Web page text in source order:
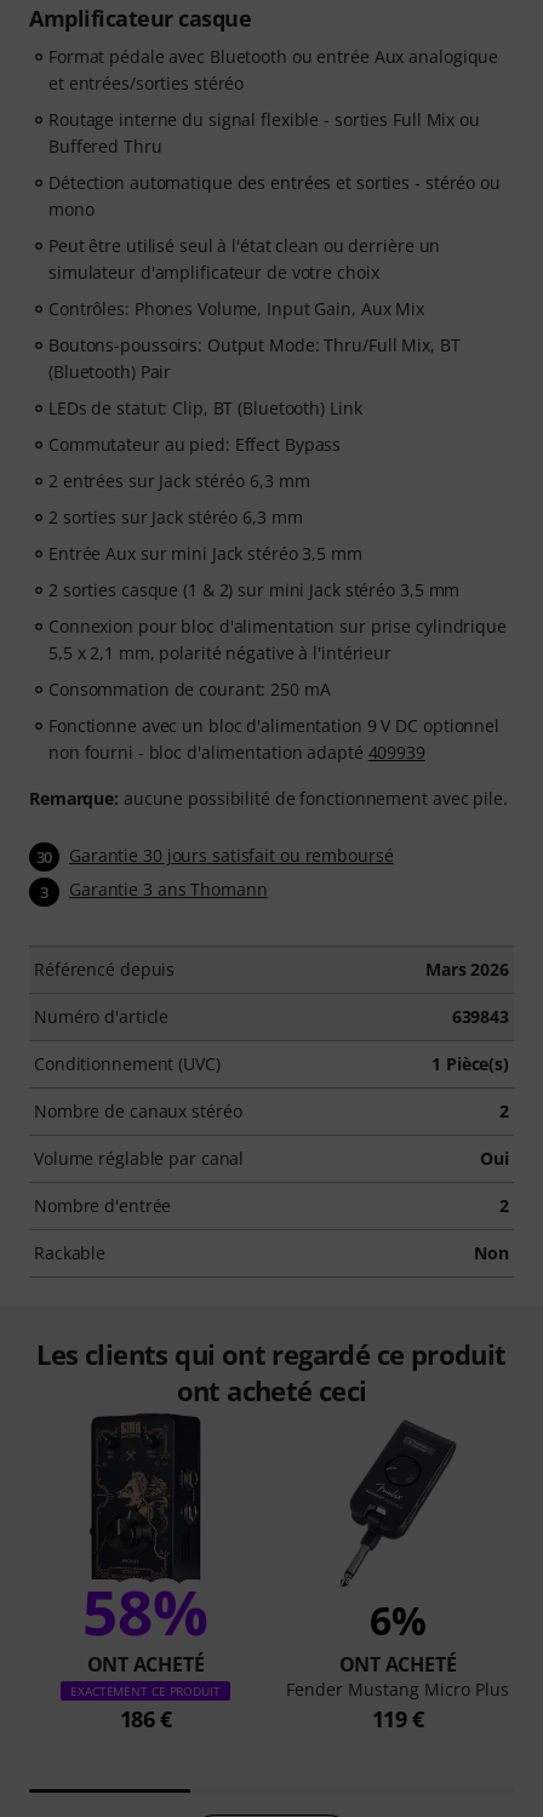
Amplificateur casque
Format pédale avec Bluetooth ou entrée Aux analogique
et entrées/sorties stéréo
Routage interne du signal flexible - sorties Full Mix ou
Buffered Thru
Détection automatique des entrées et sorties - stéréo ou
mono
Peut être utilisé seul à l'état clean ou derrière un
simulateur d'amplificateur de votre choix
Contrôles: Phones Volume, Input Gain, Aux Mix
Boutons-poussoirs: Output Mode: Thru/Full Mix, BT
(Bluetooth) Pair
LEDs de statut: Clip, BT (Bluetooth) Link
Commutateur au pied: Effect Bypass
2 entrées sur Jack stéréo 6,3 mm
2 sorties sur Jack stéréo 6,3 mm
Entrée Aux sur mini Jack stéréo 3,5 mm
2 sorties casque (1 & 2) sur mini Jack stéréo 3,5 mm
Connexion pour bloc d'alimentation sur prise cylindrique
5,5 x 2,1 mm, polarité négative à l'intérieur
Consommation de courant: 250 mA
Fonctionne avec un bloc d'alimentation 9 V DC optionnel
non fourni - bloc d'alimentation adapté 409939
Remarque: aucune possibilité de fonctionnement avec pile.
30 Garantie 30 jours satisfait ou remboursé
3 Garantie 3 ans Thomann
Référencé depuis Mars 2026
Numéro d'article 639843
Conditionnement (UVC) 1 Pièce(s)
Nombre de canaux stéréo 2
Volume réglable par canal Oui
Nombre d'entrée 2
Rackable Non
Les clients qui ont regardé ce produit
ont acheté ceci
58%
ONT ACHETÉ
EXACTEMENT CE PRODUIT
186 €
6%
ONT ACHETÉ
Fender Mustang Micro Plus
119 €